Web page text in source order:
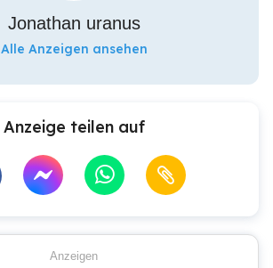
Jonathan uranus
Alle Anzeigen ansehen
Anzeige teilen auf
Anzeigen